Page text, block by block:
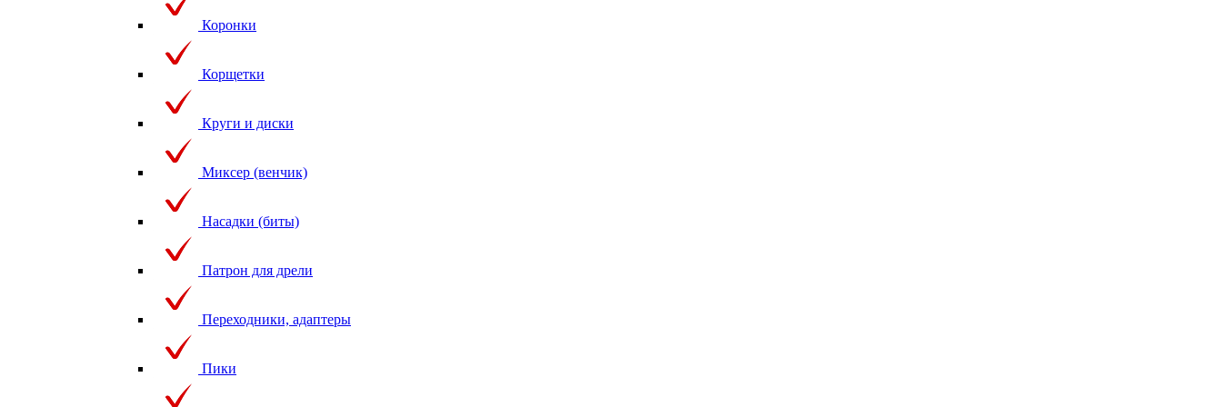
Коронки
Корщетки
Круги и диски
Миксер (венчик)
Насадки (биты)
Патрон для дрели
Переходники, адаптеры
Пики